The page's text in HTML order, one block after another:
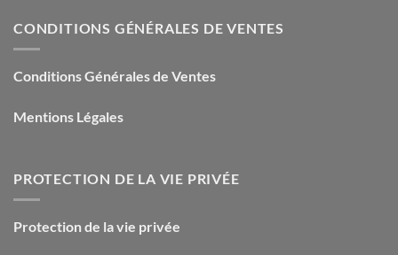
CONDITIONS GÉNÉRALES DE VENTES
Conditions Générales de Ventes
Mentions Légales
PROTECTION DE LA VIE PRIVÉE
Protection de la vie privée